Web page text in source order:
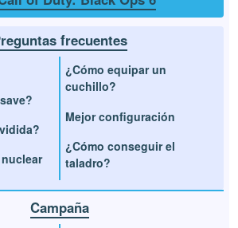
frecuentes
¿Cómo equipar un
cuchillo?
Mejor configuración
¿Cómo conseguir el
taladro?
Campaña